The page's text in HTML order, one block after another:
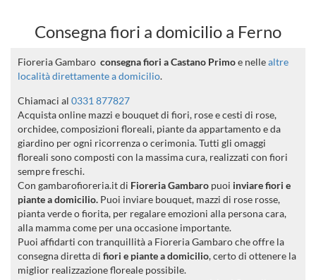
Consegna fiori a domicilio a Ferno
Fioreria Gambaro consegna fiori a Castano Primoe nellealtre
località direttamente a domicilio.
Chiamaci al 0331 877827
Acquista online mazzi e bouquet di fiori, rose e cesti di rose,
orchidee, composizioni floreali, piante da appartamento e da
giardino per ogni ricorrenza o cerimonia. Tutti gli omaggi
floreali sono composti con la massima cura, realizzati con fiori
sempre freschi.
Con gambarofioreria.it di Fioreria Gambaro puoi inviare fiori e
piante a domicilio. Puoi inviare bouquet, mazzi di rose rosse,
pianta verde o fiorita, per regalare emozioni alla persona cara,
alla mamma come per una occasione importante.
Puoi affidarti con tranquillità a Fioreria Gambaro che offre la
consegna diretta di fiori e piante a domicilio, certo di ottenere la
miglior realizzazione floreale possibile.